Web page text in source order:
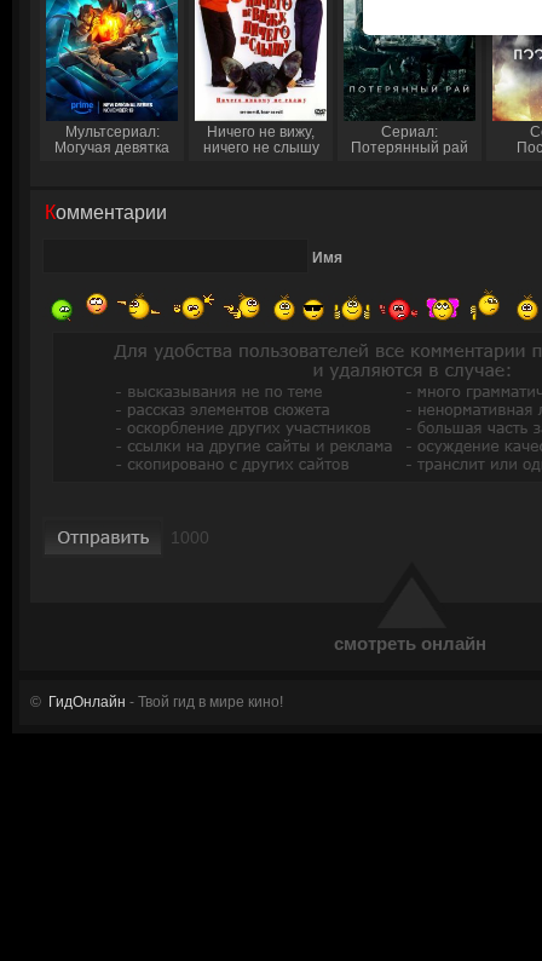
смотреть онлайн
Мультсериал:
Могучая девятка
Ничего не вижу,
ничего не слышу
Сериал:
Потерянный рай
Комментарии
Имя
© ГидОнлайн - Твой гид в мире кино!